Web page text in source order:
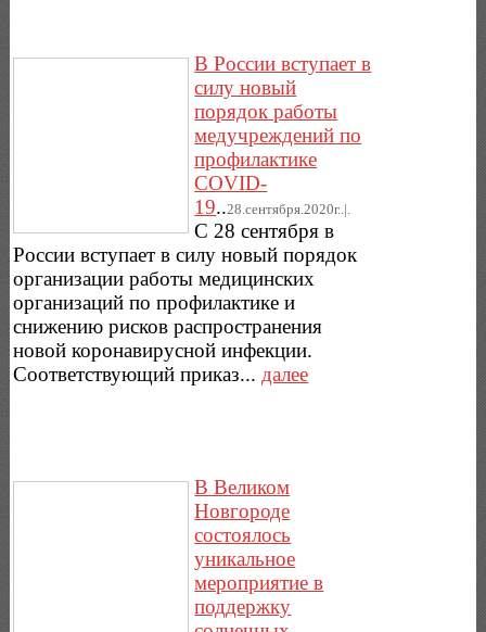
В России вступает в
силу новый
порядок работы
медучреждений по
профилактике
COVID-
19..28.сентября.2020г..|.
С 28 сентября в
России вступает в силу новый порядок
организации работы медицинских
организаций по профилактике и
снижению рисков распространения
новой коронавирусной инфекции.
Соответствующий приказ...далее
В Великом
Новгороде
состоялось
уникальное
мероприятие в
поддержку